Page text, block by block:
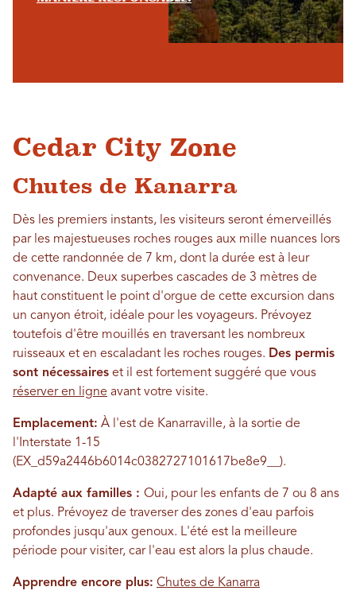
Cedar City Zone
Chutes de Kanarra
Dès les premiers instants, les visiteurs seront émerveillés
par les majestueuses roches rouges aux mille nuances lors
de cette randonnée de 7 km, dont la durée est à leur
convenance. Deux superbes cascades de 3 mètres de
haut constituent le point d'orgue de cette excursion dans
un canyon étroit, idéale pour les voyageurs. Prévoyez
toutefois d'être mouillés en traversant les nombreux
ruisseaux et en escaladant les roches rouges. Des permis
sont nécessaires et il est fortement suggéré que vous
réserver en ligne avant votre visite.
Emplacement: À l'est de Kanarraville, à la sortie de
l'Interstate 1-15
(EX_d59a2446b6014c0382727101617be8e9__).
Adapté aux familles : Oui, pour les enfants de 7 ou 8 ans
et plus. Prévoyez de traverser des zones d'eau parfois
profondes jusqu'aux genoux. L'été est la meilleure
période pour visiter, car l'eau est alors la plus chaude.
Apprendre encore plus: Chutes de Kanarra